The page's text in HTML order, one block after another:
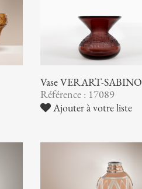
Vase VERART-SABINO
Référence : 17089
Ajouter à votre liste